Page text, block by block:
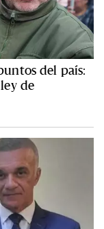
del país:
de